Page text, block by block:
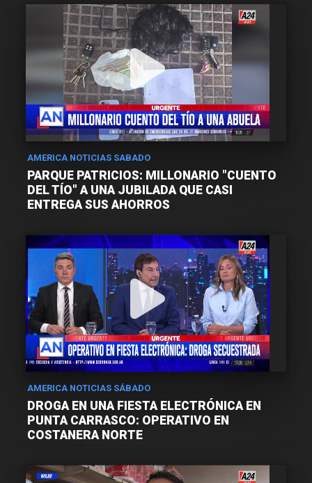
AMERICA NOTICIAS SABADO
PARQUE PATRICIOS: MILLONARIO "CUENTO
DEL TÍO" A UNA JUBILADA QUE CASI
ENTREGA SUS AHORROS
AMERICA NOTICIAS SÁBADO
DROGA EN UNA FIESTA ELECTRÓNICA EN
PUNTA CARRASCO: OPERATIVO EN
COSTANERA NORTE